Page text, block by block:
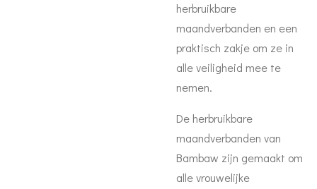
herbruikbare
maandverbanden en een
praktisch zakje om ze in
alle veiligheid mee te
nemen.
De herbruikbare
maandverbanden van
Bambaw zijn gemaakt om
alle vrouwelijke